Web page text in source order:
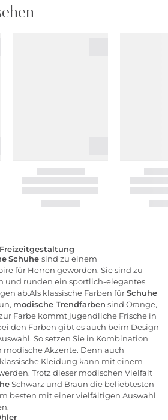
Schuhe sind zu einem
für Herren geworden. Sie sind zu
und runden ein sportlich-elegantes
ab.Als klassische Farben fürSchuhe
modische Trendfarben sind Orange,
Farbe kommt jugendliche Frische in
den Farben gibt es auch beim Design
So setzen Sie in Kombination
modische Akzente. Denn auch
Kleidung kann mit einem
Trotz dieser modischen Vielfalt
Schwarz und Braun die beliebtesten
besten mit einer vielfältigen Auswahl